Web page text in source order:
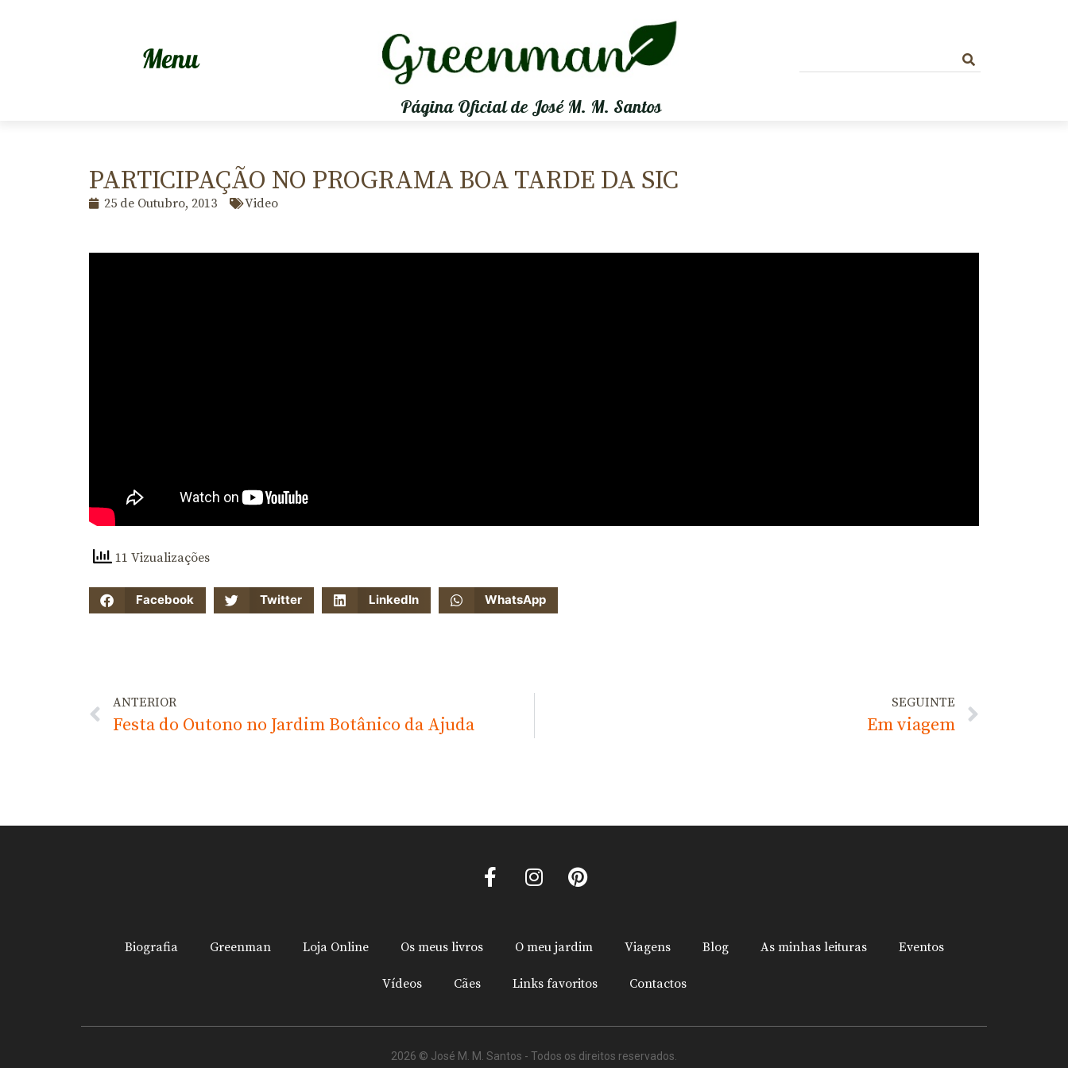
Página Oficial de José M. M. Santos
PARTICIPAÇÃO NO PROGRAMA BOA TARDE DA SIC
25 de Outubro, 2013 Video
11 Vizualizações
Facebook Twitter LinkedIn WhatsApp
ANTERIOR
Festa do Outono no Jardim Botânico da Ajuda
SEGUINTE
Em viagem
Biografia Greenman Loja Online Os meus livros O meu jardim Viagens Blog As minhas leituras Eventos
Vídeos Cães Links favoritos Contactos
2026 © José M. M. Santos - Todos os direitos reservados.